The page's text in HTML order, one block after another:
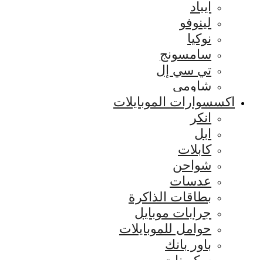
ايباد
لينوفو
نوكيا
سامسونج
تي سي إل
شاومي
اكسسوارات الموبايلات
انكر
ابل
كابلات
شواحن
عدسات
بطاقات الذاكرة
جرابات موبايل
حوامل للموبايلات
باور بانك